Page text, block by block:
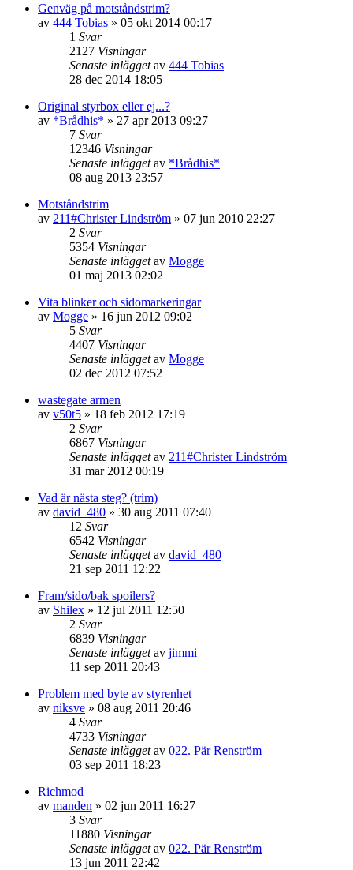
Genväg på motståndstrim?
av 444 Tobias » 05 okt 2014 00:17
1 Svar
2127 Visningar
Senaste inläggetav 444 Tobias
28 dec 2014 18:05
Original styrbox eller ej...?
av *Brådhis* » 27 apr 2013 09:27
7 Svar
12346 Visningar
Senaste inläggetav *Brådhis*
08 aug 2013 23:57
Motståndstrim
av 211#Christer Lindström » 07 jun 2010 22:27
2 Svar
5354 Visningar
Senaste inläggetav Mogge
01 maj 2013 02:02
Vita blinker och sidomarkeringar
av Mogge » 16 jun 2012 09:02
5 Svar
4407 Visningar
Senaste inläggetav Mogge
02 dec 2012 07:52
wastegate armen
av v50t5 » 18 feb 2012 17:19
2 Svar
6867 Visningar
Senaste inläggetav 211#Christer Lindström
31 mar 2012 00:19
Vad är nästa steg? (trim)
av david_480 » 30 aug 2011 07:40
12 Svar
6542 Visningar
Senaste inläggetav david_480
21 sep 2011 12:22
Fram/sido/bak spoilers?
av Shilex » 12 jul 2011 12:50
2 Svar
6839 Visningar
Senaste inläggetav jimmi
11 sep 2011 20:43
Problem med byte av styrenhet
av niksve » 08 aug 2011 20:46
4 Svar
4733 Visningar
Senaste inläggetav 022. Pär Renström
03 sep 2011 18:23
Richmod
av manden » 02 jun 2011 16:27
3 Svar
11880 Visningar
Senaste inläggetav 022. Pär Renström
13 jun 2011 22:42